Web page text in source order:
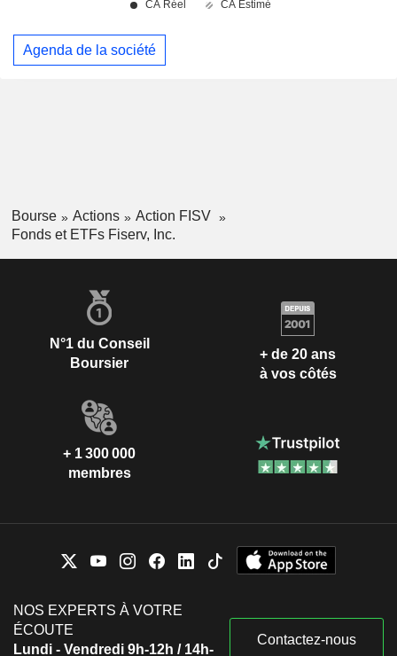
Agenda de la société
Bourse Actions
Action FISV
Fonds et ETFs Fiserv, Inc.
N°1 du Conseil
Boursier
+ de 20 ans
à vos côtés
+ 1 300 000
membres
NOS EXPERTS À VOTRE
ÉCOUTE
Lundi - Vendredi 9h-12h / 14h-
Contactez-nous